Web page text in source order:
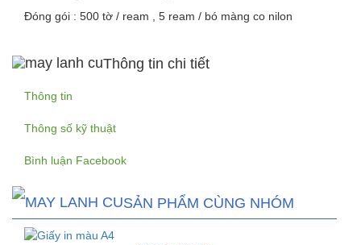
Đóng gói : 500 tờ / ream , 5 ream / bó màng co nilon
Thông tin chi tiết
Thông tin
Thông số kỹ thuật
Bình luận Facebook
SẢN PHẨM CÙNG NHÓM